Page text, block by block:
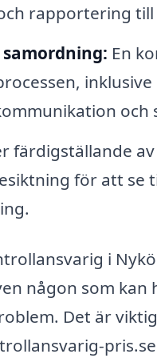
rapportering
En
och
färdigställande
för att
i
någon som
Det är